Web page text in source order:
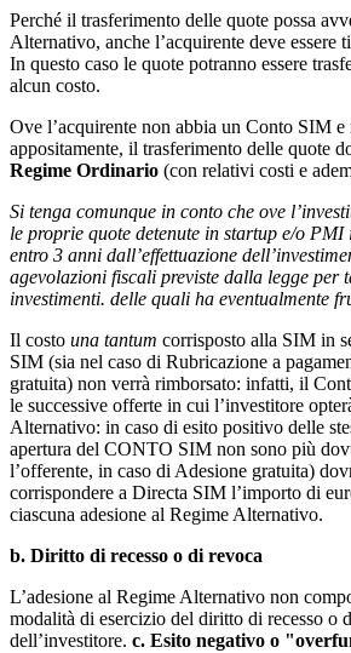
Perché il trasferimento delle quote possa
Alternativo, anche l’acquirente deve essere
In questo caso le quote potranno essere
alcun costo.
Ove l’acquirente non abbia un Conto SIM
appositamente, il trasferimento delle quote
Regime Ordinario (con relativi costi e
Si tenga comunque in conto che ove
le proprie quote detenute in startup e/o
entro 3 anni dall’effettuazione
agevolazioni fiscali previste dalla legge per
investimenti. delle quali ha eventualmente
Il costo una tantum corrisposto alla SIM in
SIM (sia nel caso di Rubricazione a
gratuita) non verrà rimborsato: infatti, il
le successive offerte in cui l’investitore
Alternativo: in caso di esito positivo delle
apertura del CONTO SIM non sono più
l’offerente, in caso di Adesione gratuita)
corrispondere a Directa SIM l’importo di
ciascuna adesione al Regime Alternativo.
b. Diritto di recesso o di revoca
L’adesione al Regime Alternativo non
modalità di esercizio del diritto di recesso o
dell’investitore. c. Esito negativo o